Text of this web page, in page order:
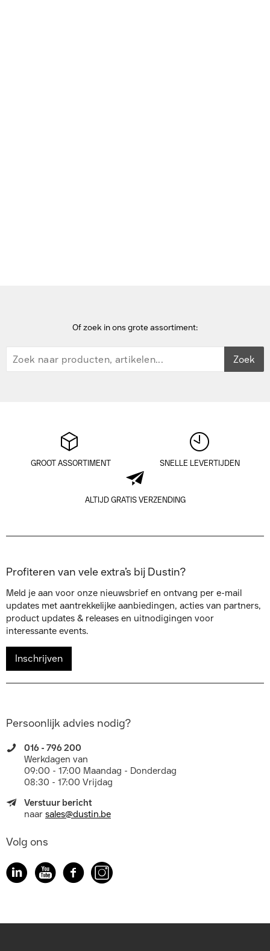
Of zoek in ons grote assortiment:
Zoek
GROOT ASSORTIMENT SNELLE LEVERTIJDEN
ALTIJD GRATIS VERZENDING
Profiteren van vele extra’s bij Dustin?
Meld je aan voor onze nieuwsbrief en ontvang per e-mail
updates met aantrekkelijke aanbiedingen, acties van partners,
product updates & releases en uitnodigingen voor
interessante events.
Inschrijven
Persoonlijk advies nodig?
016 - 796 200
Werkdagen van
09:00 - 17:00 Maandag - Donderdag
08:30 - 17:00 Vrijdag
Verstuur bericht
naar sales@dustin.be
Volg ons